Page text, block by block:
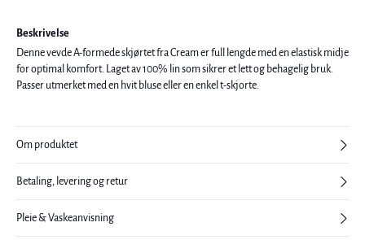
Beskrivelse
Denne vevde A-formede skjørtet fra Cream er full lengde med en elastisk midje
for optimal komfort. Laget av 100% lin som sikrer et lett og behagelig bruk.
Passer utmerket med en hvit bluse eller en enkel t-skjorte.
Om produktet
Betaling, levering og retur
Pleie & Vaskeanvisning